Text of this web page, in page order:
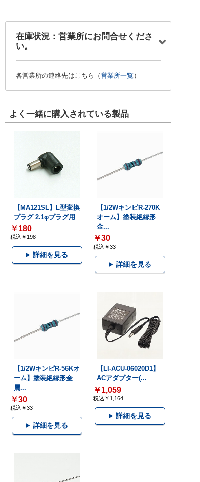
在庫状況：営業所にお問合せくださ
い。
各営業所の連絡先はこちら（営業所一覧 ）
よく一緒に購入されている製品
【MA121SL】L型変換
プラグ 2.1φプラグ用
￥180
税込￥198
詳細を見る
【1/2WキンピR-270K
オーム】塗装絶縁形
金...
￥30
税込￥33
詳細を見る
【1/2WキンピR-56Kオ
ーム】塗装絶縁形金
属...
￥30
税込￥33
詳細を見る
【LI-ACU-06020D1】
ACアダプター(...
￥1,059
税込￥1,164
詳細を見る